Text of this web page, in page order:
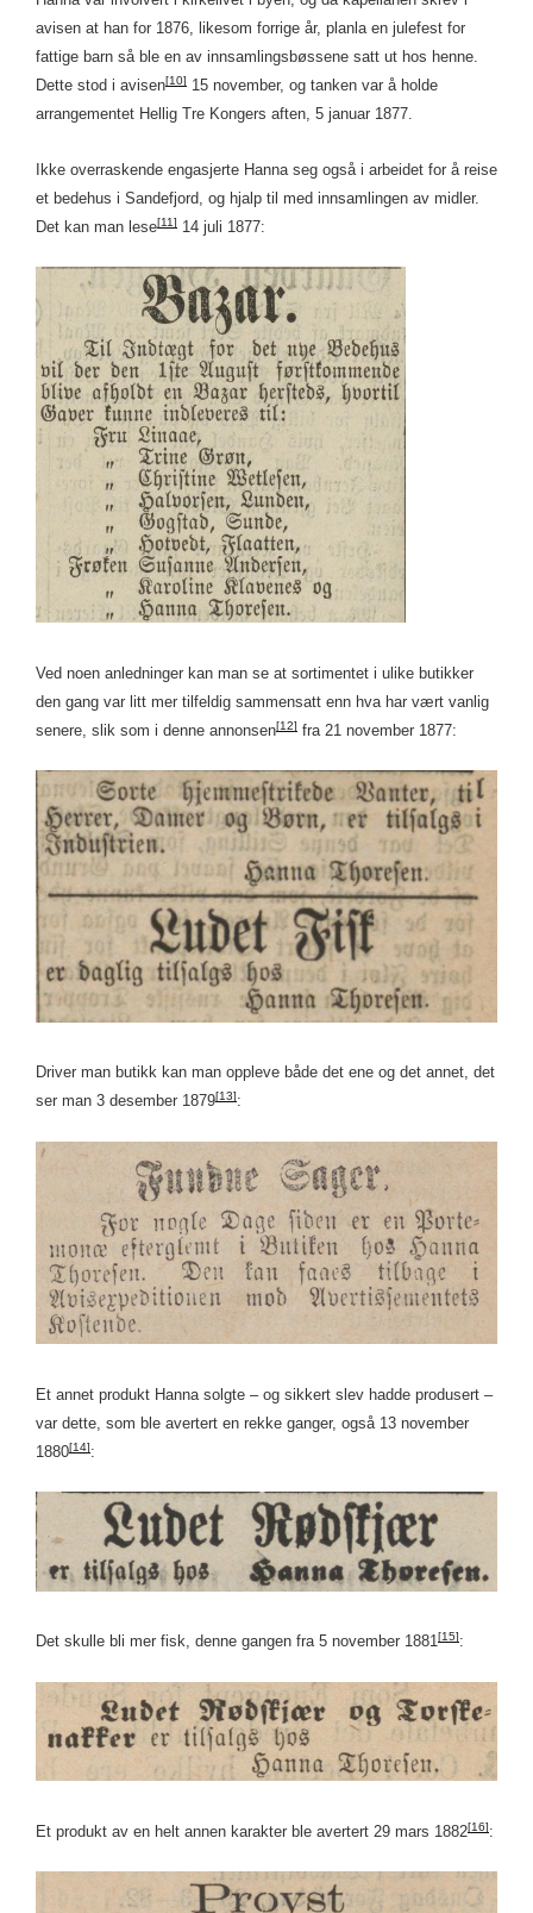
avisen at han for 1876, likesom forrige år, planla en julefest for
fattige barn så ble en av innsamlingsbøssene satt ut hos henne.
Dette stod i avisen[10] 15 november, og tanken var å holde
arrangementet Hellig Tre Kongers aften, 5 januar 1877.
Ikke overraskende engasjerte Hanna seg også i arbeidet for å reise
et bedehus i Sandefjord, og hjalp til med innsamlingen av midler.
Det kan man lese[11] 14 juli 1877:
Ved noen anledninger kan man se at sortimentet i ulike butikker
den gang var litt mer tilfeldig sammensatt enn hva har vært vanlig
senere, slik som i denne annonsen[12] fra 21 november 1877:
Driver man butikk kan man oppleve både det ene og det annet, det
ser man 3 desember 1879[13]:
Et annet produkt Hanna solgte – og sikkert slev hadde produsert –
var dette, som ble avertert en rekke ganger, også 13 november
1880[14]:
Det skulle bli mer fisk, denne gangen fra 5 november 1881[15]:
Et produkt av en helt annen karakter ble avertert 29 mars 1882[16]: